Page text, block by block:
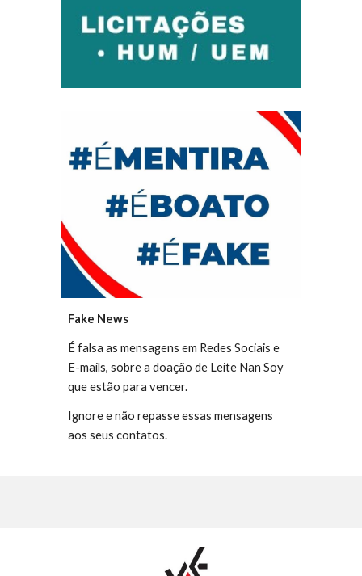
Fake News
É falsa as mensagens em Redes Sociais e
E-mails, sobre a doação de Leite Nan Soy
que estão para vencer.
Ignore e não repasse essas mensagens
aos seus contatos.